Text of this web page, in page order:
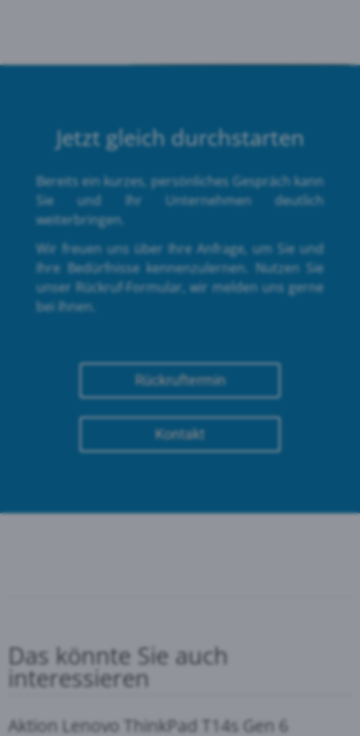
Jetzt gleich durchstarten
Bereits ein kurzes, persönliches Gespräch kann
Sie und Ihr Unternehmen deutlich
weiterbringen.
Wir freuen uns über Ihre Anfrage, um Sie und
Ihre Bedürfnisse kennenzulernen. Nutzen Sie
unser Rückruf-Formular, wir melden uns gerne
bei Ihnen.
Rückruftermin
Kontakt
Das könnte Sie auch
interessieren
Aktion Lenovo ThinkPad T14s Gen 6